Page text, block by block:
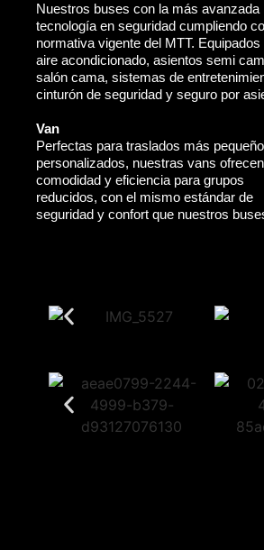
Nuestros buses con la más avanzada
tecnología en seguridad cumpliendo
normativa vigente del MTT. Equipados
aire acondicionado, asientos semi
salón cama, sistemas de
cinturón de seguridad y seguro por
Van
Perfectas para traslados más
personalizados, nuestras vans ofrecen
comodidad y eficiencia para grupos
reducidos, con el mismo estándar de
seguridad y confort que nuestros